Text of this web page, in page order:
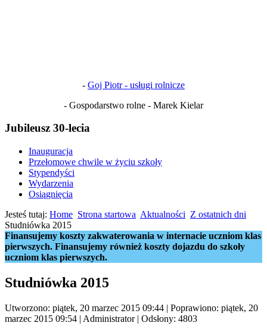
- Goj Piotr - usługi rolnicze
- Gospodarstwo rolne - Marek Kielar
Jubileusz 30-lecia
Inauguracja
Przełomowe chwile w życiu szkoły
Stypendyści
Wydarzenia
Osiągnięcia
Jesteś tutaj: Home Strona startowa Aktualności Z ostatnich dni
Studniówka 2015
Finansujemy koszty zakwaterowania w internacie uczniom klas
pierwszych. Finansujemy również koszty dojazdu do szkoły
uczniom klas pierwszych.
Studniówka 2015
Utworzono: piątek, 20 marzec 2015 09:44 | Poprawiono: piątek, 20
marzec 2015 09:54 | Administrator| Odsłony: 4803